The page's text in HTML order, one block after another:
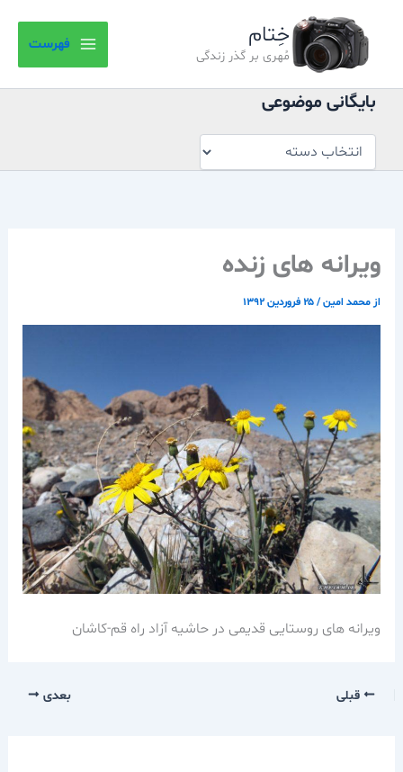
خِتام
مُهری بر گذر زندگی
فهرست
بایگانی موضوعی
موضوعی
ویرانه های زنده
از محمد امین/۲۵ فروردین ۱۳۹۲
ویرانه های روستایی قدیمی در حاشیه آزاد راه قم-کاشان
قبلی بعدی